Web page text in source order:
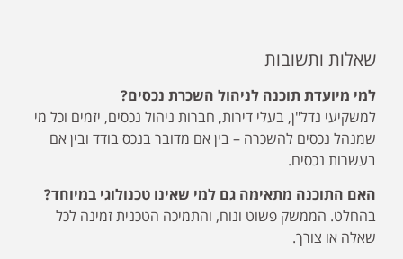
שאלות ותשובות
למי מיועדת תוכנה לניהול השכרת נכסים?
למשקיעי נדל"ן, בעלי דירות, חברות ניהול נכסים, יזמים וכל מי
שמנהל נכסים להשכרה – בין אם מדובר בנכס בודד ובין אם
בעשרות נכסים.
האם התוכנה מתאימה גם למי שאינו טכנולוגי במיוחד?
בהחלט. הממשק פשוט ונוח, והתמיכה הטכנית זמינה לכל
שאלה או צורך.